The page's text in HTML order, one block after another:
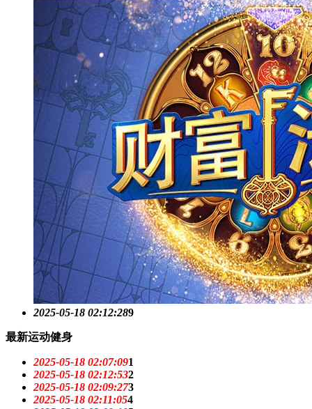
2025-05-18 02:12:289
最新运动健身
2025-05-18 02:07:091
2025-05-18 02:12:532
2025-05-18 02:09:273
2025-05-18 02:11:054